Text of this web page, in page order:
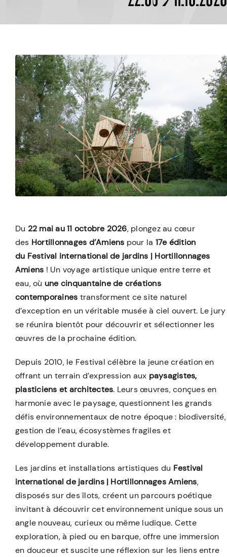
Du 22 mai au 11 octobre 2026, plongez au cœur
des Hortillonnages d’Amiens pour la 17e édition
du Festival international de jardins | Hortillonnages
Amiens ! Un voyage artistique unique entre terre et
eau, où une cinquantaine de créations
contemporaines transforment ce site naturel
d’exception en un véritable musée à ciel ouvert. Le jury
se réunira bientôt pour découvrir et sélectionner les
œuvres de la prochaine édition.
Depuis 2010, le Festival célèbre la jeune création en
offrant un terrain d’expression aux paysagistes,
plasticiens et architectes. Leurs œuvres, conçues en
harmonie avec le paysage, questionnent les grands
défis environnementaux de notre époque : biodiversité,
gestion de l’eau, écosystèmes fragiles et
développement durable.
Les jardins et installations artistiques du Festival
international de jardins| Hortillonnages Amiens,
disposés sur des îlots, créent un parcours poétique
invitant à découvrir cet environnement unique sous un
angle nouveau, curieux ou même ludique. Cette
exploration, à pied ou en barque, offre une immersion
en douceur et suscite une réflexion sur les liens entre